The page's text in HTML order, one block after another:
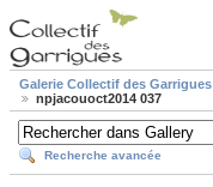
Galerie Collectif des Garrigues
npjacouoct2014 037
Recherche avancée